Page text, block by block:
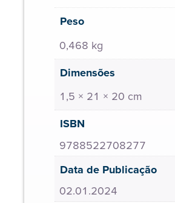
Peso
0,468 kg
Dimensões
1,5 × 21 × 20 cm
ISBN
9788522708277
Data de Publicação
02.01.2024